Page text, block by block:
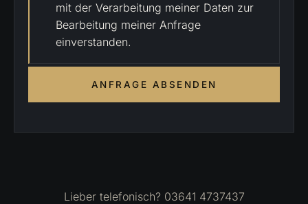
mit der Verarbeitung meiner Daten zur
Bearbeitung meiner Anfrage
einverstanden.
ANFRAGE ABSENDEN
Lieber telefonisch? 03641 4737437